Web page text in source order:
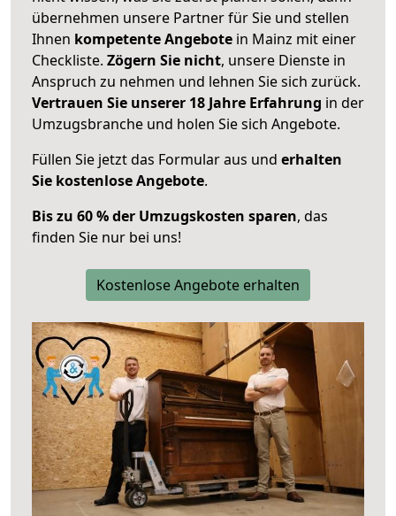
übernehmen unsere Partner für Sie und stellen
Ihnen kompetente Angebote in Mainz mit einer
Checkliste. Zögern Sie nicht, unsere Dienste in
Anspruch zu nehmen und lehnen Sie sich zurück.
Vertrauen Sie unserer 18 Jahre Erfahrung in der
Umzugsbranche und holen Sie sich Angebote.
Füllen Sie jetzt das Formular aus und erhalten
Sie kostenlose Angebote.
Bis zu 60 % der Umzugskosten sparen, das
finden Sie nur bei uns!
Kostenlose Angebote erhalten